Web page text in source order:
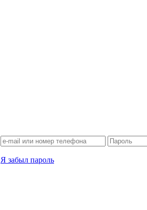
Я забыл пароль